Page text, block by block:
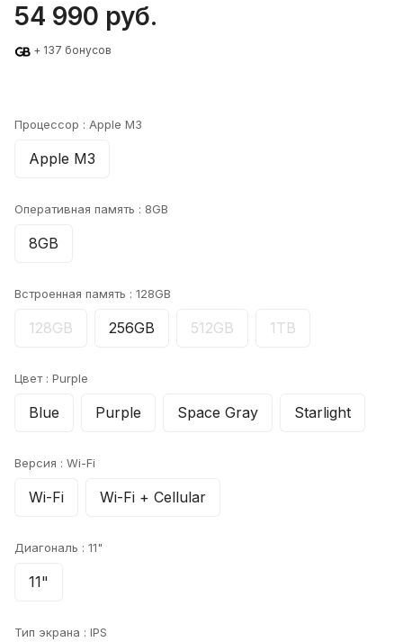
54 990 руб.
+ 137 бонусов
Процессор : Apple M3
Apple M3
Оперативная память : 8GB
8GB
Встроенная память : 128GB
128GB 256GB 512GB 1TB
Цвет : Purple
Blue Purple Space Gray Starlight
Версия : Wi-Fi
Wi-Fi Wi-Fi + Cellular
Диагональ : 11"
11"
Тип экрана : IPS